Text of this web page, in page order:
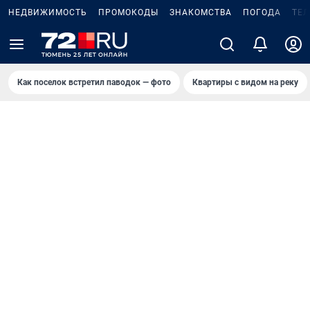
НЕДВИЖИМОСТЬ ПРОМОКОДЫ ЗНАКОМСТВА ПОГОДА
Как поселок встретил паводок — фото Квартиры с видом на реку